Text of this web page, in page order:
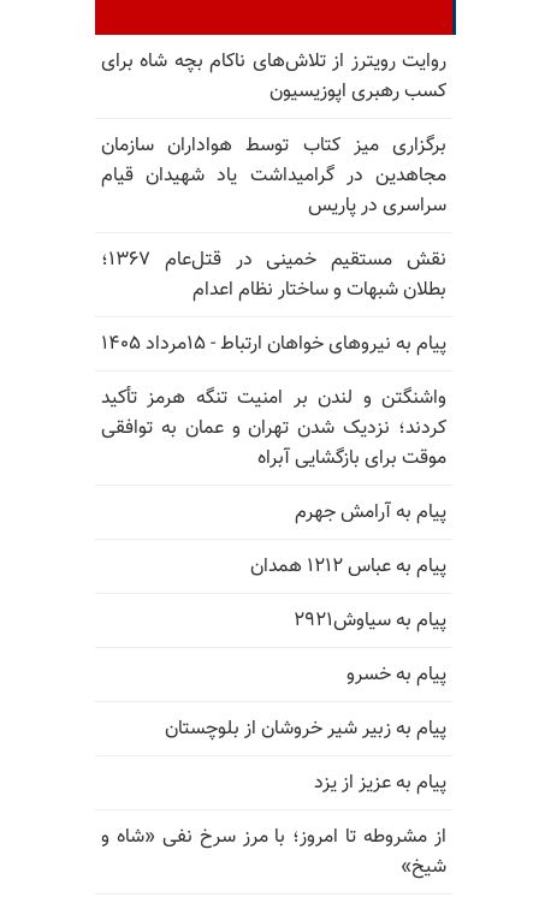
روایت رویترز از تلاش‌های ناکام بچه شاه برای
کسب رهبری اپوزیسیون
برگزاری میز کتاب توسط هواداران سازمان
مجاهدین در گرامیداشت یاد شهیدان قیام
سراسری در پاریس
نقش مستقیم خمینی در قتل‌عام ۱۳۶۷؛
بطلان شبهات و ساختار نظام اعدام
پیام به نیروهای خواهان ارتباط - ۱۵مرداد ۱۴۰۵
واشنگتن و لندن بر امنیت تنگه هرمز تأکید
کردند؛ نزدیک شدن تهران و عمان به توافقی
موقت برای بازگشایی آبراه
پیام به آرامش جهرم
پیام به عباس ۱۲۱۲ همدان
پیام به سیاوش۲۹۲۱
پیام به خسرو
پیام به زبیر شیر خروشان از بلوچستان
پیام به عزیز از یزد
از مشروطه تا امروز؛ با مرز سرخ نفی «شاه و
شیخ»